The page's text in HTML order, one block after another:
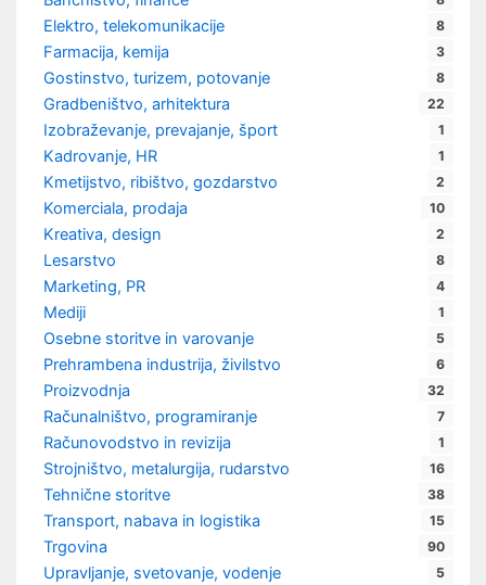
Elektro, telekomunikacije 8
Farmacija, kemija 3
Gostinstvo, turizem, potovanje 8
Gradbeništvo, arhitektura 22
Izobraževanje, prevajanje, šport 1
Kadrovanje, HR 1
Kmetijstvo, ribištvo, gozdarstvo 2
Komerciala, prodaja 10
Kreativa, design 2
Lesarstvo 8
Marketing, PR 4
Mediji 1
Osebne storitve in varovanje 5
Prehrambena industrija, živilstvo 6
Proizvodnja 32
Računalništvo, programiranje 7
Računovodstvo in revizija 1
Strojništvo, metalurgija, rudarstvo 16
Tehnične storitve 38
Transport, nabava in logistika 15
Trgovina 90
Upravljanje, svetovanje, vodenje 5